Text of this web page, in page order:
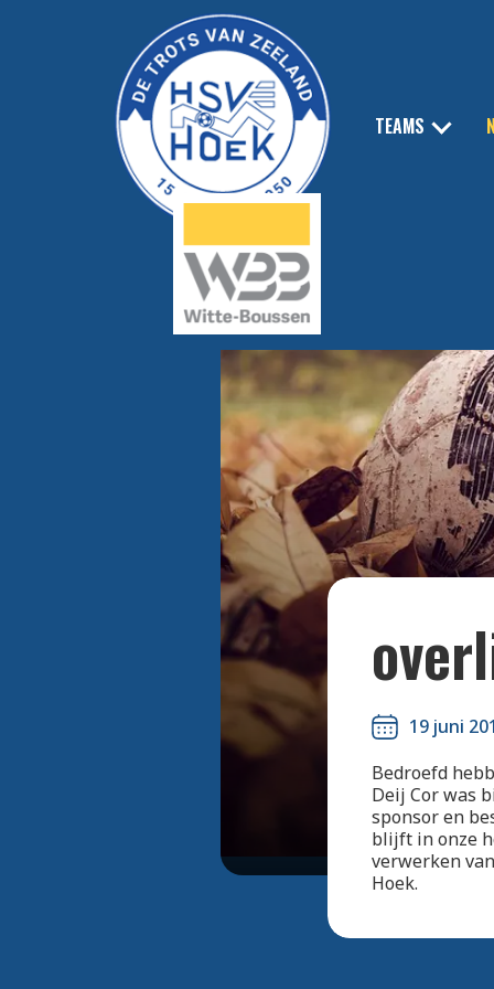
TEAMS
19 juni
Bedroefd
Deij Cor was
sponsor en
blijft in onze
verwerken
Hoek.